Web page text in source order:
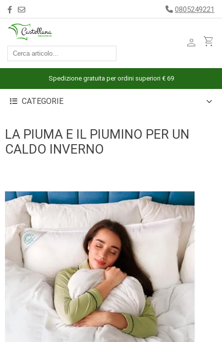
ACCESSORI
ARREDAMENTO
BIANCHERIA
CUCINA
INTIMO
PIGIAMERIA
OUTLET
BRAND
0805249221
person shopping_cart
Spedizione gratuita per ordini superiori € 69
CATEGORIE
LA PIUMA E IL PIUMINO PER UN
CALDO INVERNO